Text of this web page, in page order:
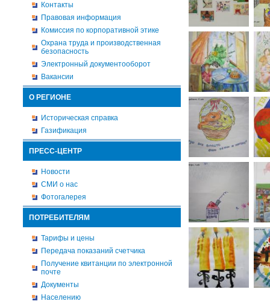
Контакты
Правовая информация
Комиссия по корпоративной этике
Охрана труда и производственная
безопасность
Электронный документооборот
Вакансии
О РЕГИОНЕ
Историческая справка
Газификация
ПРЕСС-ЦЕНТР
Новости
СМИ о нас
Фотогалерея
ПОТРЕБИТЕЛЯМ
Тарифы и цены
Передача показаний счетчика
Получение квитанции по электронной
почте
Документы
Населению